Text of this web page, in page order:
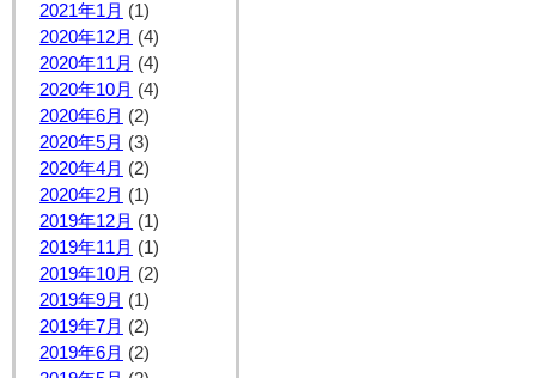
2021年1月 (1)
2020年12月 (4)
2020年11月 (4)
2020年10月 (4)
2020年6月 (2)
2020年5月 (3)
2020年4月 (2)
2020年2月 (1)
2019年12月 (1)
2019年11月 (1)
2019年10月 (2)
2019年9月 (1)
2019年7月 (2)
2019年6月 (2)